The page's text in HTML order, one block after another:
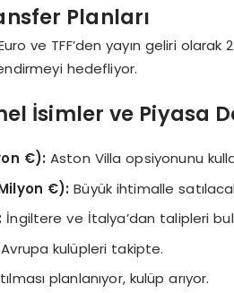
Planları
ve TFF’den yayın geliri
hedefliyor.
İsimler ve Piyasa
€): Aston Villa opsiyonunu
€): Büyük ihtimalle
İngiltere ve İtalya’dan talipleri
Avrupa kulüpleri takipte.
planlanıyor, kulüp arıyor.